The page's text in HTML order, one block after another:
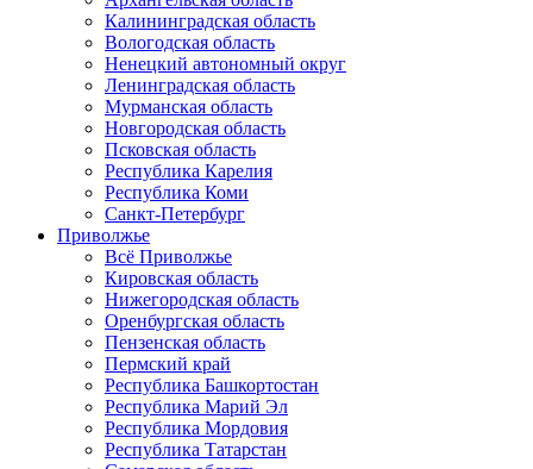
Калининградская область
Вологодская область
Ненецкий автономный округ
Ленинградская область
Мурманская область
Новгородская область
Псковская область
Республика Карелия
Республика Коми
Санкт-Петербург
Приволжье
Всё Приволжье
Кировская область
Нижегородская область
Оренбургская область
Пензенская область
Пермский край
Республика Башкортостан
Республика Марий Эл
Республика Мордовия
Республика Татарстан